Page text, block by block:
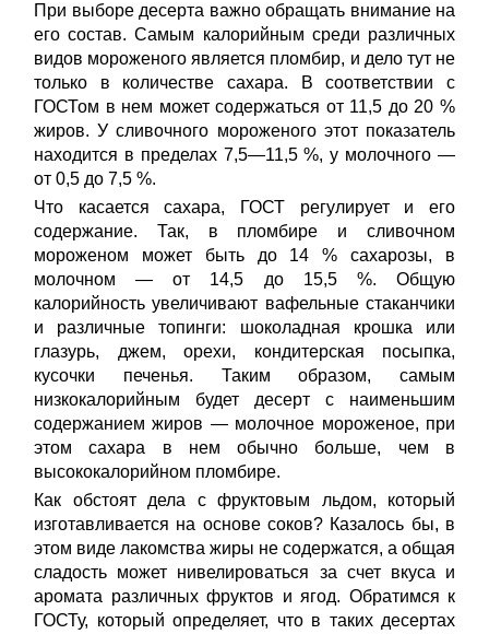
При выборе десерта важно обращать внимание на
его состав. Самым калорийным среди различных
видов мороженого является пломбир, и дело тут не
только в количестве сахара. В соответствии с
ГОСТом в нем может содержаться от 11,5 до 20 %
жиров. У сливочного мороженого этот показатель
находится в пределах 7,5―11,5 %, у молочного ―
от 0,5 до 7,5 %.
Что касается сахара, ГОСТ регулирует и его
содержание. Так, в пломбире и сливочном
мороженом может быть до 14 % сахарозы, в
молочном ― от 14,5 до 15,5 %. Общую
калорийность увеличивают вафельные стаканчики
и различные топинги: шоколадная крошка или
глазурь, джем, орехи, кондитерская посыпка,
кусочки печенья. Таким образом, самым
низкокалорийным будет десерт с наименьшим
содержанием жиров ― молочное мороженое, при
этом сахара в нем обычно больше, чем в
высококалорийном пломбире.
Как обстоят дела с фруктовым льдом, который
изготавливается на основе соков? Казалось бы, в
этом виде лакомства жиры не содержатся, а общая
сладость может нивелироваться за счет вкуса и
аромата различных фруктов и ягод. Обратимся к
ГОСТу, который определяет, что в таких десертах